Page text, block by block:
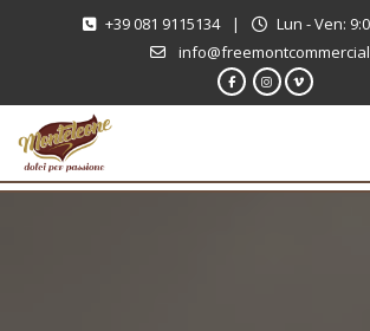
+39 081 9115134 | Lun - Ven: